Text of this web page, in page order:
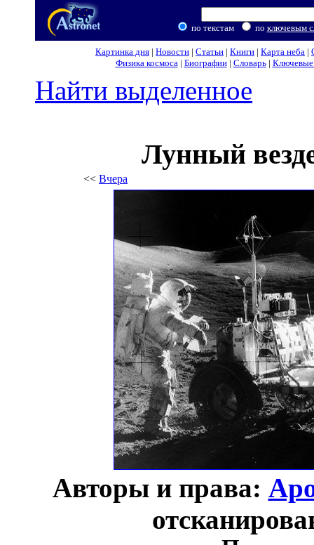
по текстам по ключевым
Картинка дня | Новости | Статьи | Книги | Карта неба |
Физика космоса| Биографии| Словарь| Ключевые
Найти выделенное
Лунный
<< Вчера
Авторы и права: